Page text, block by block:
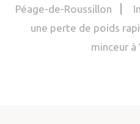
Péage-de-Roussillon
une perte de poids
minceur à